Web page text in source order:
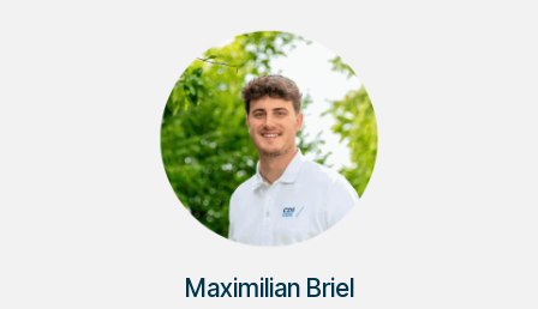
Maximilian Briel